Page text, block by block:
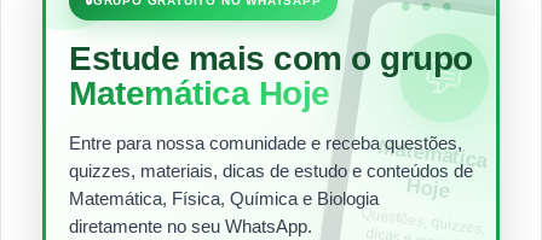
Estude mais com o grupo
Matemática Hoje
Entre para nossa comunidade e receba questões,
quizzes, materiais, dicas de estudo e conteúdos de
Matemática, Física, Química e Biologia
diretamente no seu WhatsApp.
💬
Matem
ática
Hoje
Questões, quizzes,
dicas e materiais
para estudar todos